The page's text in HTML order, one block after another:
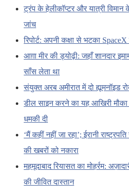
ट्रंप के हेलीकॉप्टर और यात्री
जांच
रिपोर्ट: अपनी कक्षा से भटका
आग़ा मीर की ड्योढ़ी: जहाँ शानदार
साँस लेता था
संयुक्त अरब अमीरात में दो ह्यूमनॉइड
डील साइन करने का यह आखिरी मौका
धमकी दी
‘मैं कहीं नहीं जा रहा’; ईरानी
की खबरों को नकारा
महमूदाबाद रियासत का मोहर्रम:
की जीवित दास्तान